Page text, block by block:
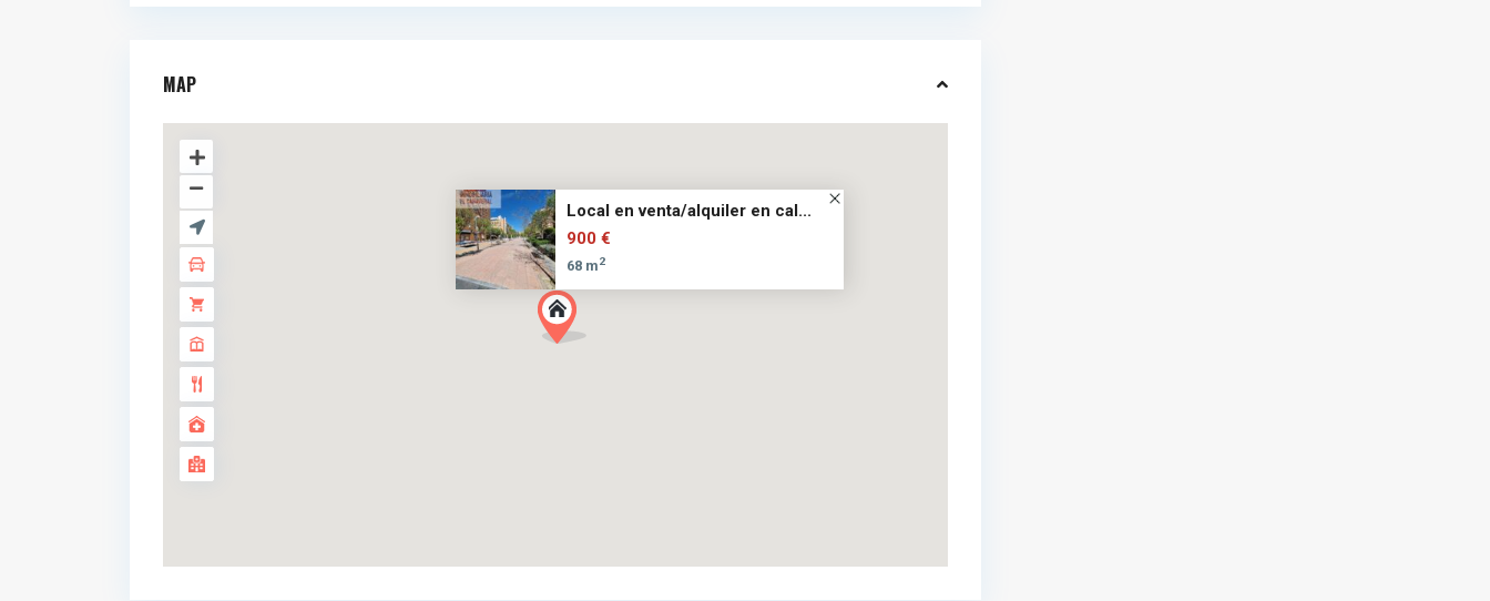
MAP
Local en venta/alquiler en cal...
900 €
68 m2